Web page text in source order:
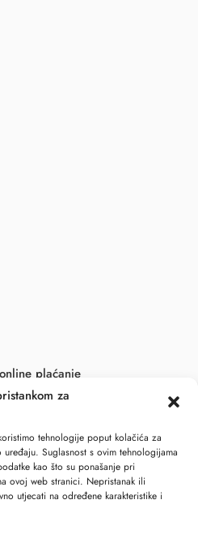
za
tehnologije poput kolačića za
Suglasnost s ovim tehnologijama
kao što su ponašanje pri
ovoj web stranici. Nepristanak ili
utjecati na određene karakteristike i
plaćanje